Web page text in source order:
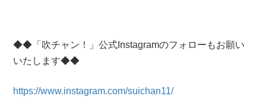
◆◆「吹チャン！」公式Instagramのフォローもお願い
いたします◆◆
https://www.instagram.com/suichan11/